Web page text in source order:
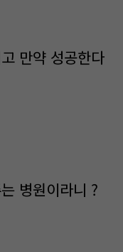
만약 성공한다
병원이라니 ?